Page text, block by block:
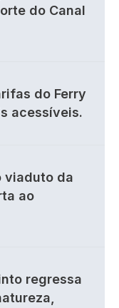
do Canal
do Ferry
acessíveis.
viaduto da
ao
regressa